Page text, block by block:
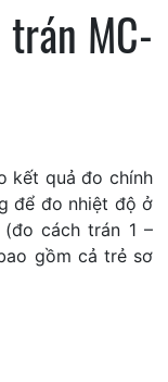
MC-
kết quả đo chính
để đo nhiệt độ ở
cách trán 1 –
gồm cả trẻ sơ